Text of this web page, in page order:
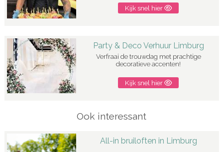
Kijk snel hier
Party & Deco Verhuur Limburg
Verfraai de trouwdag met prachtige
decoratieve accenten!
Kijk snel hier
Ook interessant
All-in bruiloften in Limburg